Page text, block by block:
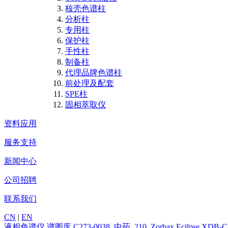
核壳色谱柱
分析柱
专用柱
保护柱
手性柱
制备柱
代理品牌色谱柱
前处理及配套
SPE柱
固相萃取仪
资料应用
服务支持
新闻中心
公司招聘
联系我们
CN | EN